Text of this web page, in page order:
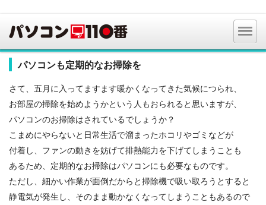
パソコンも定期的なお掃除を
さて、五月に入ってますます暖かくなってきた気候につられ、
お部屋の掃除を始めようかという人もおられると思いますが、
パソコンのお掃除はされているでしょうか？
こまめにやらないと日常生活で溜まったホコリやゴミなどが
付着し、ファンの動きを妨げて排熱能力を下げてしまうことも
あるため、定期的なお掃除はパソコンにも必要なものです。
ただし、細かい作業が面倒だからと掃除機で吸い取ろうとすると
静電気が発生し、そのまま動かなくなってしまうこともあるので